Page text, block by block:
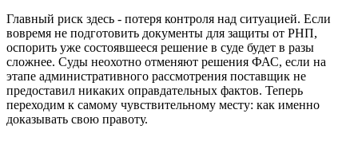
Главный риск здесь - потеря контроля над ситуацией. Если
вовремя не подготовить документы для защиты от РНП,
оспорить уже состоявшееся решение в суде будет в разы
сложнее. Суды неохотно отменяют решения ФАС, если на
этапе административного рассмотрения поставщик не
предоставил никаких оправдательных фактов. Теперь
переходим к самому чувствительному месту: как именно
доказывать свою правоту.